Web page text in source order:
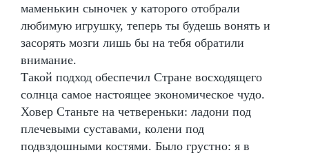
маменькин сыночек у каторого отобрали
любимую игрушку, теперь ты будешь вонять и
засорять мозги лишь бы на тебя обратили
внимание.
Такой подход обеспечил Стране восходящего
солнца самое настоящее экономическое чудо.
Ховер Станьте на четвереньки: ладони под
плечевыми суставами, колени под
подвздошными костями. Было грустно: я в